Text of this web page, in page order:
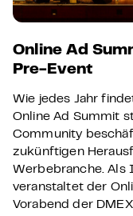
Online Ad
Pre-Event
Wie jedes Jahr
Online Ad Summit
Community
zukünftigen
Werbebranche. Als
veranstaltet der
Vorabend der